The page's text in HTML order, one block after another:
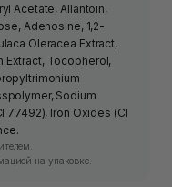
Acetate, Allantoin,
Adenosine, 1,2-
Oleracea Extract,
Extract, Tocopherol,
Sodium
77492), Iron Oxides (CI
на упаковке.